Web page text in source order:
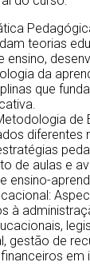
teorias
ensino,
da
que
de
diferentes
de aulas e
ensino-
à
gestão de
em